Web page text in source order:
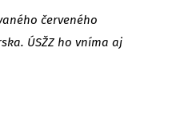
červeného
ÚSŽZ ho vníma aj